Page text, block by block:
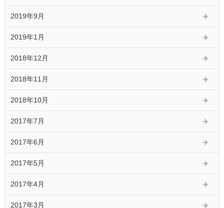
2019年9月
2019年1月
2018年12月
2018年11月
2018年10月
2017年7月
2017年6月
2017年5月
2017年4月
2017年3月